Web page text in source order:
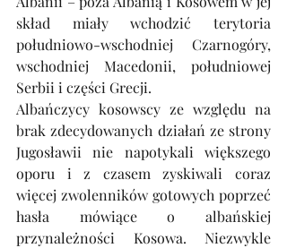
skład miały wchodzić terytoria
południowo-wschodniej Czarnogóry,
wschodniej Macedonii, południowej
Serbii i części Grecji.
Albańczycy kosowscy ze względu na
brak zdecydowanych działań ze strony
Jugosławii nie napotykali większego
oporu i z czasem zyskiwali coraz
więcej zwolenników gotowych poprzeć
hasła mówiące o albańskiej
przynależności Kosowa. Niezwykle